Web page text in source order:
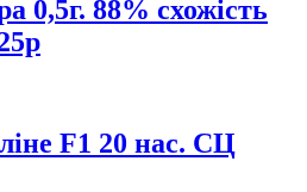
0,5г. 88% схожість
F1 20 нас. СЦ